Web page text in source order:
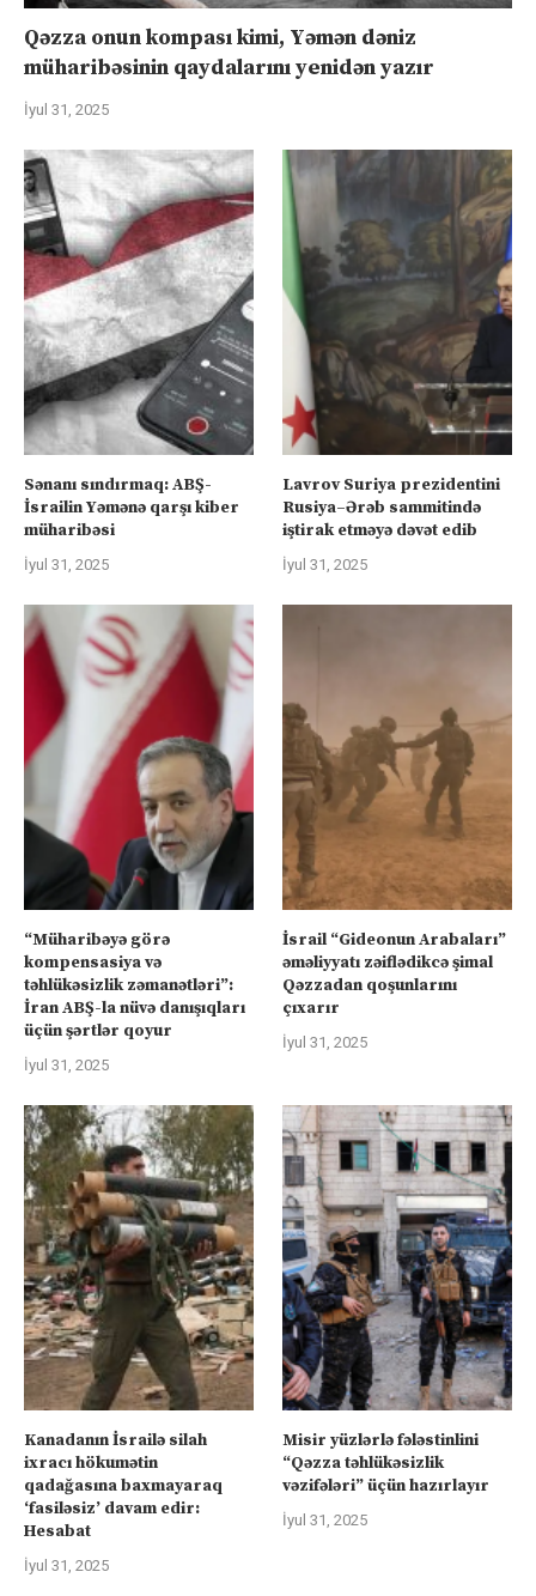
Qəzza onun kompası kimi, Yəmən dəniz
müharibəsinin qaydalarını yenidən yazır
İyul 31, 2025
Sənanı sındırmaq: ABŞ-
İsrailin Yəmənə qarşı kiber
müharibəsi
İyul 31, 2025
Lavrov Suriya prezidentini
Rusiya–Ərəb sammitində
iştirak etməyə dəvət edib
İyul 31, 2025
“Müharibəyə görə
kompensasiya və
təhlükəsizlik zəmanətləri”:
İran ABŞ-la nüvə danışıqları
üçün şərtlər qoyur
İyul 31, 2025
İsrail “Gideonun Arabaları”
əməliyyatı zəiflədikcə şimal
Qəzzadan qoşunlarını
çıxarır
İyul 31, 2025
Kanadanın İsrailə silah
ixracı hökumətin
qadağasına baxmayaraq
‘fasiləsiz’ davam edir:
Hesabat
İyul 31, 2025
Misir yüzlərlə fələstinlini
“Qəzza təhlükəsizlik
vəzifələri” üçün hazırlayır
İyul 31, 2025